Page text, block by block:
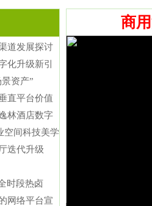
道发展探讨
化升级新引
资产”
直平台价值
林酒店数字
空间科技美学
迭代升级
时段热卤
网络平台宣
商